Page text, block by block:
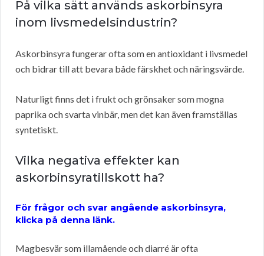
På vilka sätt används askorbinsyra
inom livsmedelsindustrin?
Askorbinsyra fungerar ofta som en antioxidant i livsmedel
och bidrar till att bevara både färskhet och näringsvärde.
Naturligt finns det i frukt och grönsaker som mogna
paprika och svarta vinbär, men det kan även framställas
syntetiskt.
Vilka negativa effekter kan
askorbinsyratillskott ha?
För frågor och svar angående askorbinsyra,
klicka på denna länk.
Magbesvär som illamående och diarré är ofta